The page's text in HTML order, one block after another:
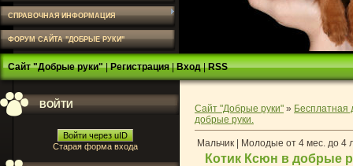
СПРАВОЧНАЯ ИНФОРМАЦИЯ
ФОРУМ САЙТА "ДОБРЫЕ РУКИ"
Сайт "Добрые руки"|Регистрация|Вход|RSS
ВОЙТИ
Войти через uID
Старая форма входа
Сайт "Добрые руки" » Бесплатная
добрые руки.
Мальчик | Молодые от 4 мес. до 4
Котик Ксюн в добрые